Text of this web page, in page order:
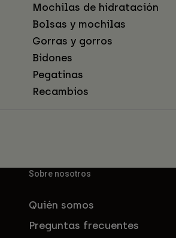
Mochilas de hidratación
Bolsas y mochilas
Gorras y gorros
Bidones
Pegatinas
Recambios
Sobre nosotros
Quién somos
Preguntas frecuentes